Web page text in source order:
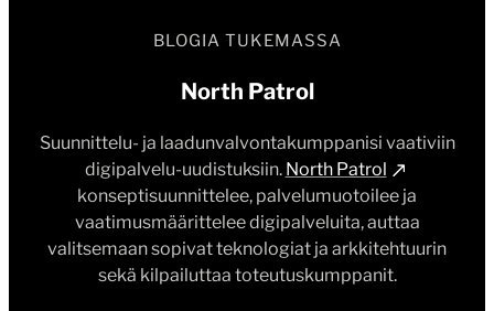
BLOGIA TUKEMASSA
North Patrol
Suunnittelu- ja laadunvalvontakumppanisi vaativiin
digipalvelu-uudistuksiin. North Patrol
konseptisuunnittelee, palvelumuotoilee ja
vaatimusmäärittelee digipalveluita, auttaa
valitsemaan sopivat teknologiat ja arkkitehtuurin
sekä kilpailuttaa toteutuskumppanit.